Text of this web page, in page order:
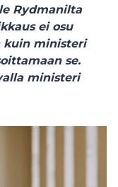
Rydmanilta
ei osu
kuin ministeri
se.
ministeri